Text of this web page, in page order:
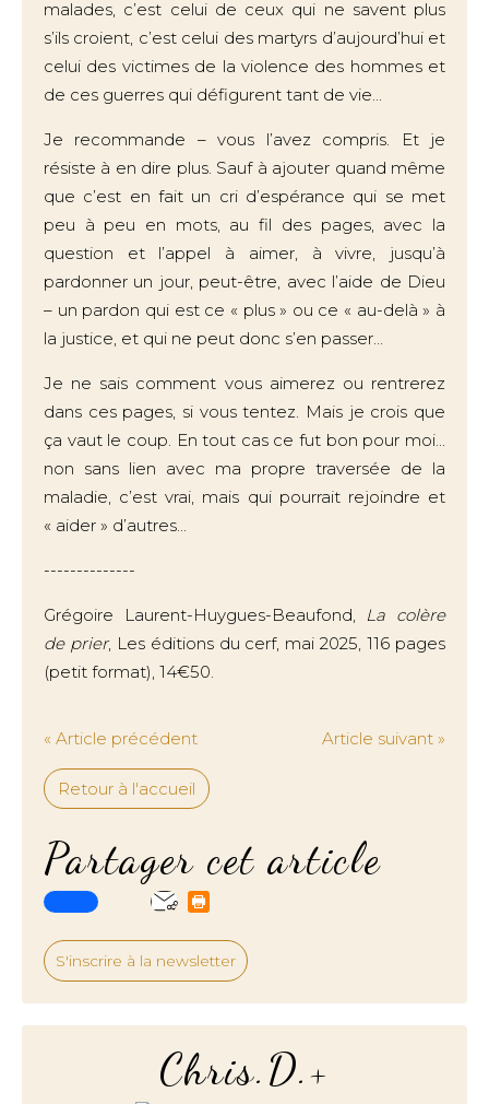
malades, c’est celui de ceux qui ne savent plus
s’ils croient, c’est celui des martyrs d’aujourd’hui et
celui des victimes de la violence des hommes et
de ces guerres qui défigurent tant de vie...
Je recommande – vous l’avez compris. Et je
résiste à en dire plus. Sauf à ajouter quand même
que c’est en fait un cri d’espérance qui se met
peu à peu en mots, au fil des pages, avec la
question et l’appel à aimer, à vivre, jusqu’à
pardonner un jour, peut-être, avec l’aide de Dieu
– un pardon qui est ce « plus » ou ce « au-delà » à
la justice, et qui ne peut donc s’en passer...
Je ne sais comment vous aimerez ou rentrerez
dans ces pages, si vous tentez. Mais je crois que
ça vaut le coup. En tout cas ce fut bon pour moi...
non sans lien avec ma propre traversée de la
maladie, c’est vrai, mais qui pourrait rejoindre et
« aider » d’autres...
--------------
Grégoire Laurent-Huygues-Beaufond, La colère
de prier, Les éditions du cerf, mai 2025, 116 pages
(petit format), 14€50.
« Article précédent Article suivant »
Retour à l'accueil
Partager cet article
S'inscrire à la newsletter
Chris.D.+